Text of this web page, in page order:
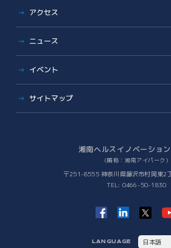
オンラインマッチングシステム
iNexS
リーダーズクラブ
Venture Mentoring Service
Incubation Program
社会課題解決
ヘルスケアMaas研究
入居者コミュニティ
サイエンスカフェ
有志活動(iPass)
アイパーク公認クラブ
アクセス
ニュース
イベント
サイトマップ
湘南ヘルスイノベーショ
（略称：湘南アイパーク）
〒251-8555 神奈川県藤沢市村岡東2
TEL: 0466-50-1830
LANGUAGE 日本語